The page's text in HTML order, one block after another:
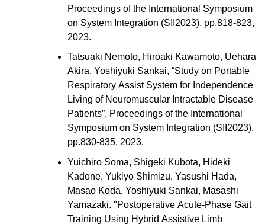
Proceedings of the International Symposium
on System Integration (SII2023), pp.818-823,
2023.
Tatsuaki Nemoto, Hiroaki Kawamoto, Uehara
Akira, Yoshiyuki Sankai, “Study on Portable
Respiratory Assist System for Independence
Living of Neuromuscular Intractable Disease
Patients”, Proceedings of the International
Symposium on System Integration (SII2023),
pp.830-835, 2023.
Yuichiro Soma, Shigeki Kubota, Hideki
Kadone, Yukiyo Shimizu, Yasushi Hada,
Masao Koda, Yoshiyuki Sankai, Masashi
Yamazaki. "Postoperative Acute-Phase Gait
Training Using Hybrid Assistive Limb